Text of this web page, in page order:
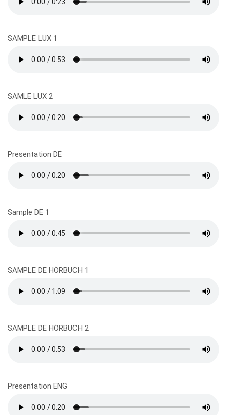
SAMPLE LUX 1
SAMLE LUX 2
Presentation DE
Sample DE 1
SAMPLE DE HÖRBUCH 1
SAMPLE DE HÖRBUCH 2
Presentation ENG